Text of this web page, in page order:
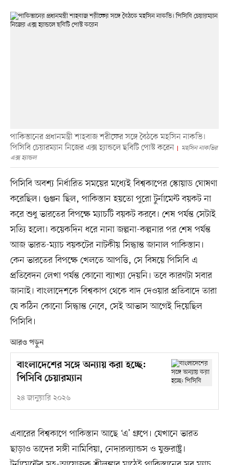
পাকিস্তানের প্রধানমন্ত্রী শাহবাজ শরীফের সঙ্গে বৈঠকে মহসিন নাকভি।
পিসিবি চেয়ারম্যান নিজের এক্স হ্যান্ডলে ছবিটি পোস্ট করেন
মহসিন নাকভির
এক্স হ্যান্ডল
পিসিবি অবশ্য নির্ধারিত সময়ের মধ্যেই বিশ্বকাপের স্কোয়াড ঘোষণা
করেছিল। গুঞ্জন ছিল, পাকিস্তান হয়তো পুরো টুর্নামেন্ট বয়কট না
করে শুধু ভারতের বিপক্ষে ম্যাচটি বয়কট করবে। শেষ পর্যন্ত সেটাই
সত্যি হলো। কয়েকদিন ধরে নানা জল্পনা-কল্পনার পর শেষ পর্যন্ত
আজ ভারত-ম্যাচ বয়কটের নাটকীয় সিদ্ধান্ত জানাল পাকিস্তান।
কেন ভারতের বিপক্ষে খেলতে আপত্তি, সে বিষয়ে পিসিবি এ
প্রতিবেদন লেখা পর্যন্ত কোনো ব্যাখ্যা দেয়নি। তবে কারণটা সবার
জানাই। বাংলাদেশকে বিশ্বকাপ থেকে বাদ দেওয়ার প্রতিবাদে তারা
যে কঠিন কোনো সিদ্ধান্ত নেবে, সেই আভাস আগেই দিয়েছিল
পিসিবি।
আরও পড়ুন
বাংলাদেশের সঙ্গে অন্যায় করা হচ্ছে:
পিসিবি চেয়ারম্যান
২৪ জানুয়ারি ২০২৬
এবারের বিশ্বকাপে পাকিস্তান আছে ‘এ’ গ্রুপে। যেখানে ভারত
ছাড়াও তাদের সঙ্গী নামিবিয়া, নেদারল্যান্ডস ও যুক্তরাষ্ট্র।